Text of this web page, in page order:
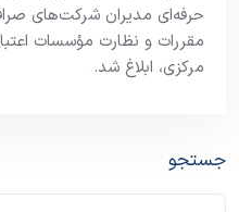
حرفه‌ای مدیران شرکت‌های
مقررات و نظارت مؤسسات
مرکزی، ابلاغ شد.
جستجو